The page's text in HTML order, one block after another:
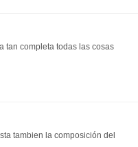
tan completa todas las cosas
tambien la composición del